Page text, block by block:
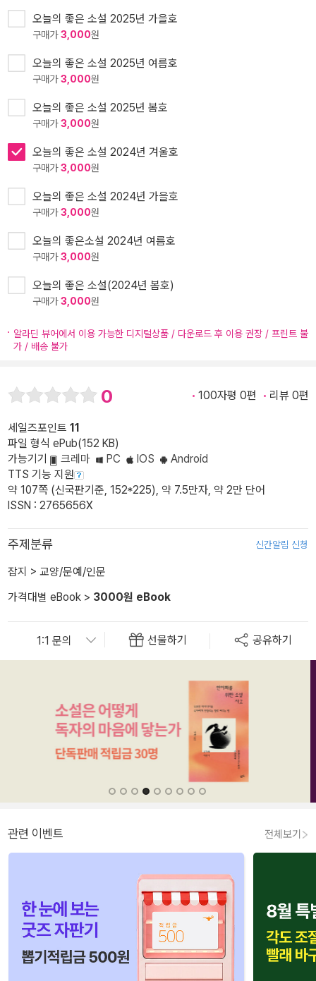
오늘의 좋은 소설 2025년 가을호
구매가3,000원
오늘의 좋은 소설 2025년 여름호
구매가3,000원
오늘의 좋은 소설 2025년 봄호
구매가3,000원
오늘의 좋은 소설 2024년 겨울호
구매가3,000원
오늘의 좋은 소설 2024년 가을호
구매가3,000원
오늘의 좋은소설 2024년 여름호
구매가3,000원
오늘의 좋은 소설(2024년 봄호)
구매가3,000원
알라딘 뷰어에서 이용 가능한 디지털상품 / 다운로드 후 이용 권장 / 프린트 불
가 / 배송 불가
0 100자평 0편 리뷰 0편
세일즈포인트 11
파일 형식 ePub(152 KB)
가능기기
크레마 PC IOS
Android
TTS 기능 지원
약 107쪽 (신국판기준, 152*225), 약 7.5만자, 약 2만 단어
ISSN : 2765656X
주제분류 신간알림 신청
잡지 > 교양/문예/인문
가격대별 eBook > 3000원 eBook
선물하기 공유하기
관련 이벤트 전체보기